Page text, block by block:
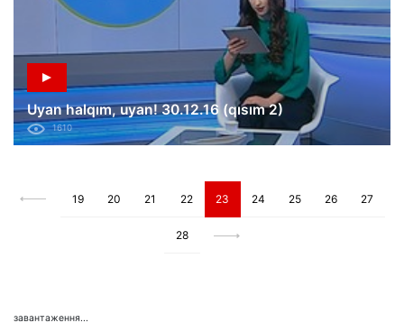
Uyan halqım, uyan! 30.12.16 (qısım 2)
1610
19 20 21 22 23 24 25 26 27
28
завантаження...